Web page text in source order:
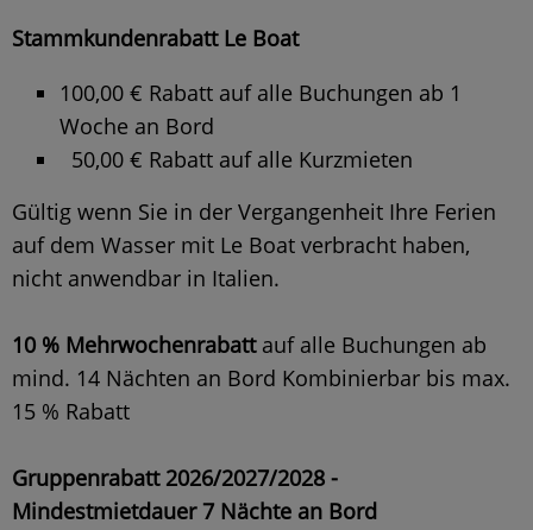
Stammkundenrabatt Le Boat
100,00 € Rabatt auf alle Buchungen ab 1
Woche an Bord
50,00 € Rabatt auf alle Kurzmieten
Gültig wenn Sie in der Vergangenheit Ihre Ferien
auf dem Wasser mit Le Boat verbracht haben,
nicht anwendbar in Italien.
10 % Mehrwochenrabattauf alle Buchungen ab
mind. 14 Nächten an Bord Kombinierbar bis max.
15 % Rabatt
Gruppenrabatt 2026/2027/2028 -
Mindestmietdauer 7 Nächte an Bord